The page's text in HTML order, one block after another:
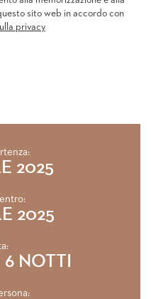
sito web in accordo con
privacy
2025
2025
NOTTI